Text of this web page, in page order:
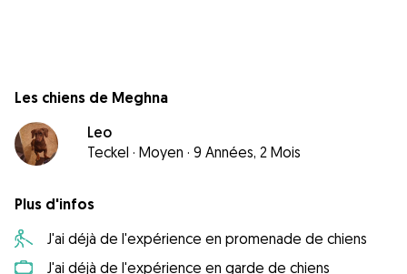
Les chiens de Meghna
Leo
Teckel · Moyen · 9 Années, 2 Mois
Plus d'infos
J'ai déjà de l'expérience en promenade de chiens
J'ai déjà de l'expérience en garde de chiens